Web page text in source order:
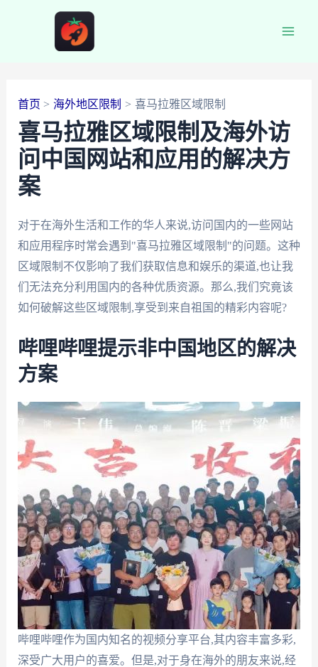
首页 海外地区限制 喜马拉雅区域限制
喜马拉雅区域限制及海外访
问中国网站和应用的解决方
案
对于在海外生活和工作的华人来说,访问国内的一些网站
和应用程序时常会遇到"喜马拉雅区域限制"的问题。这种
区域限制不仅影响了我们获取信息和娱乐的渠道,也让我
们无法充分利用国内的各种优质资源。那么,我们究竟该
如何破解这些区域限制,享受到来自祖国的精彩内容呢?
哔哩哔哩提示非中国地区的解决
方案
哔哩哔哩作为国内知名的视频分享平台,其内容丰富多彩,
深受广大用户的喜爱。但是,对于身在海外的朋友来说,经